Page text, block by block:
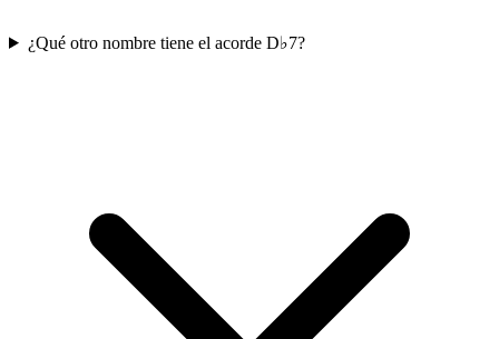
¿Qué otro nombre tiene el acorde D♭7?